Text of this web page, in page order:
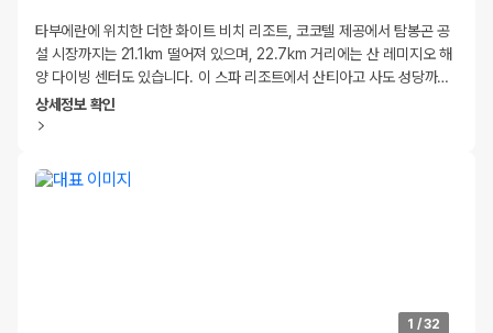
타부에란에 위치한 더한 화이트 비치 리조트, 코코텔 제공에서 탐봉곤 공
설 시장까지는 21.1km 떨어져 있으며, 22.7km 거리에는 산 레미지오 해
양 다이빙 센터도 있습니다. 이 스파 리조트에서 산티아고 사도 성당까…
상세정보 확인
1 /32